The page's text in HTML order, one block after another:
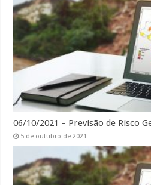
06/10/2021 – Previsão de Risco
5 de outubro de 2021